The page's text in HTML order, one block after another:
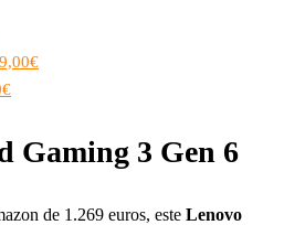
Gaming 3 Gen 6
de 1.269 euros, este Lenovo